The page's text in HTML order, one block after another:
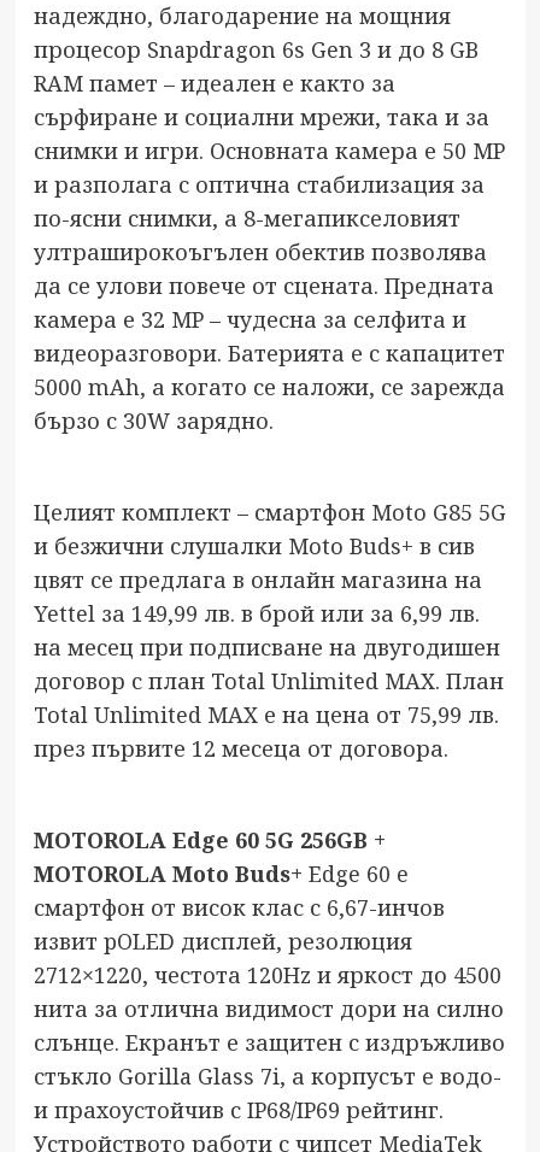
надеждно, благодарение на мощния
процесор Snapdragon 6s Gen 3 и до 8 GB
RAM памет – идеален е както за
сърфиране и социални мрежи, така и за
снимки и игри. Основната камера е 50 MP
и разполага с оптична стабилизация за
по-ясни снимки, а 8-мегапикселовият
ултраширокоъгълен обектив позволява
да се улови повече от сцената. Предната
камера е 32 MP – чудесна за селфита и
видеоразговори. Батерията е с капацитет
5000 mAh, а когато се наложи, се зарежда
бързо с 30W зарядно.
Целият комплект – смартфон Moto G85 5G
и безжични слушалки Moto Buds+ в сив
цвят се предлага в онлайн магазина на
Yettel за 149,99 лв. в брой или за 6,99 лв.
на месец при подписване на двугодишен
договор с план Total Unlimited MAX. План
Total Unlimited MAX е на цена от 75,99 лв.
през първите 12 месеца от договора.
MOTOROLA Edge 60 5G 256GB +
MOTOROLA Moto Buds+ Edge 60 e
смартфон от висок клас с 6,67-инчов
извит pOLED дисплей, резолюция
2712×1220, честота 120Hz и яркост до 4500
нита за отлична видимост дори на силно
слънце. Екранът е защитен с издръжливо
стъкло Gorilla Glass 7i, а корпусът е водо-
и прахоустойчив с IP68/IP69 рейтинг.
Устройството работи с чипсет MediaTek